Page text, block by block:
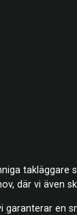
där vi även
garanterar